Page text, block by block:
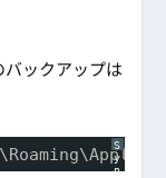
ックアップは
S
y
n